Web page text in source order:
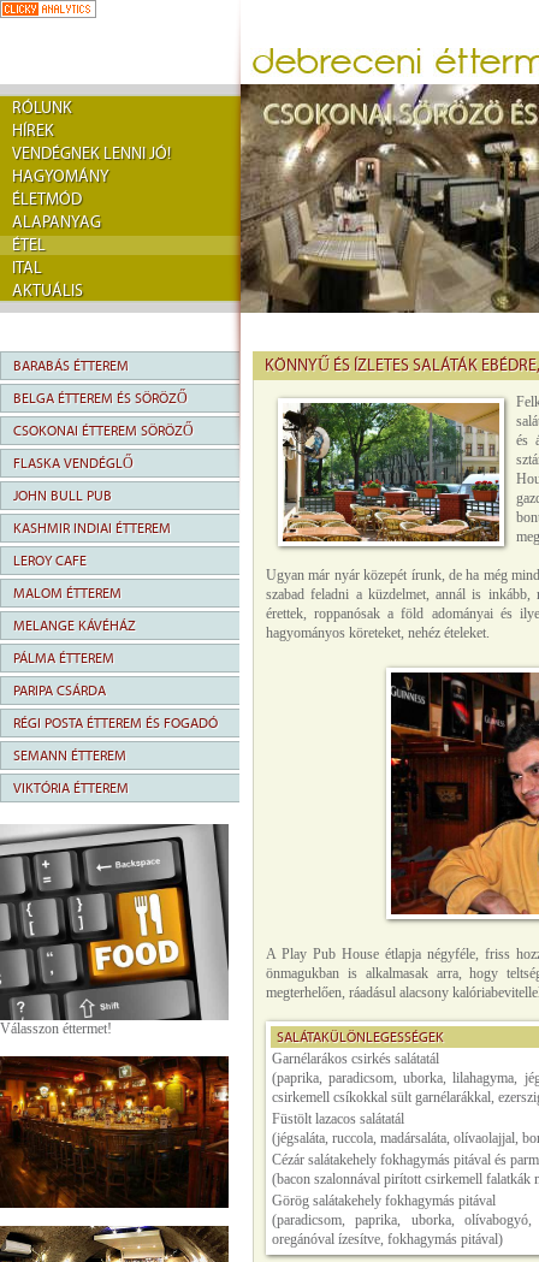
RÓLUNK
HÍREK
VENDÉGNEK LENNI JÓ!
HAGYOMÁNY
ÉLETMÓD
ALAPANYAG
ÉTEL
ITAL
AKTUÁLIS
BARABÁS ÉTTEREM
BELGA ÉTTEREM ÉS SÖRÖZŐ
CSOKONAI ÉTTEREM SÖRÖZŐ
FLASKA VENDÉGLŐ
JOHN BULL PUB
KASHMIR INDIAI ÉTTEREM
LEROY CAFE
MALOM ÉTTEREM
MELANGE KÁVÉHÁZ
PÁLMA ÉTTEREM
PARIPA CSÁRDA
RÉGI POSTA ÉTTEREM ÉS FOGADÓ
SEMANN ÉTTEREM
VIKTÓRIA ÉTTEREM
Válasszon éttermet!
KÖNNYŰ ÉS ÍZLETES SALÁTÁK
és
Ugyan már nyár közepét írunk, de ha még
szabad feladni a küzdelmet, annál is
érettek, roppanósak a föld adományai és
hagyományos köreteket, nehéz ételeket.
A Play Pub House étlapja négyféle, friss
önmagukban is alkalmasak arra, hogy
megterhelően, ráadásul alacsony
SALÁTAKÜLÖNLEGESSÉGEK
Garnélarákos csirkés salátatál
(paprika, paradicsom, uborka, lilahagyma,
csirkemell csíkokkal sült garnélarákkal,
Füstölt lazacos salátatál
(jégsaláta, ruccola, madársaláta, olívaolajjal,
Cézár salátakehely fokhagymás pitával és
(bacon szalonnával pirított csirkemell falatkák
Görög salátakehely fokhagymás pitával
(paradicsom, paprika, uborka,
oregánóval ízesítve, fokhagymás pitával)